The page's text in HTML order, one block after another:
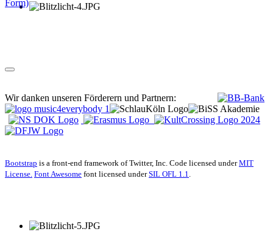
Form)
Wir danken unseren Förderern und Partnern:
Bootstrap is a front-end framework of Twitter, Inc. Code licensed underMIT
License. Font Awesome font licensed underSIL OFL 1.1.